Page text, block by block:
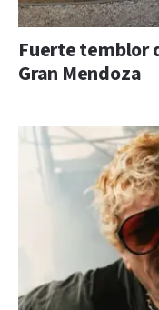
Fuerte temblor
Gran Mendoza